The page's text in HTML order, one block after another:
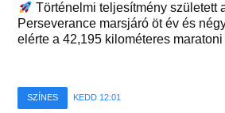
Történelmi teljesítmény született
Perseverance marsjáró öt év és
elérte a 42,195 kilométeres maratoni
SZÍNES KEDD 12:01